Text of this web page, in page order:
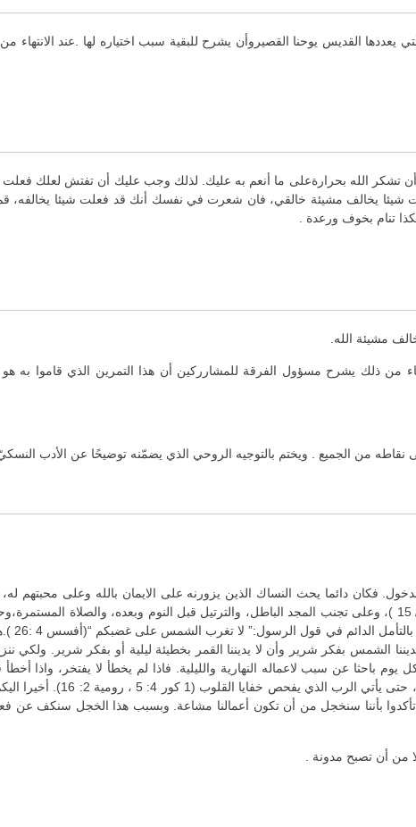
القديس يوحنا القصيروأن يشرح للبقية سبب اختياره لها .عند الانتهاء
تشكر الله بحرارةعلى ما أنعم به عليك. لذلك وجب عليك أن تفتش لعلك فعلت
شيئا يخالف مشيئة خالقي، فان شعرت في نفسك أنك قد فعلت شيئا يخالفه،
تنام بخوف ورعدة .
مشيئة الله.
من ذلك يشرح مسؤول الفرقة للمشارركين أن هذا التمرين الذي قاموا به
من الجميع . ويختم بالتوجيه الروحي الذي يضمّنه توضيحًا عن الأدب النسكيّ
فكان دائما يحث النساك الذين يزورنه على الايمان بالله وعلى محبتهم
الشريرة واللذات الجسدية، كما كتب في سفر الأمثال: ” لا تنخدعوا بشبع البطن ” (أمثال 24 / 15 )، وعلى تجنب المجد الباطل، والترتيل قبل النوم
عن ظهر
الشمس بفكر شرير وأن لا يديننا القمر بخطيئة ليلية أو بفكر شرير. ولكي
” (2 كور13 :5 ). ليطالب المرء نفسه في كل يوم باحثا عن سبب لاعماله النهارية والليلية. فاذا لم يخطأ لا
متمما فعل الخير بلا تكاسل،ودون أن يدين قريبه أو أن
بأننا سنخجل من أن تكون أعمالنا مشاعة. وبسبب هذا الخجل سنكف عن
من أن تصبح مدونة .